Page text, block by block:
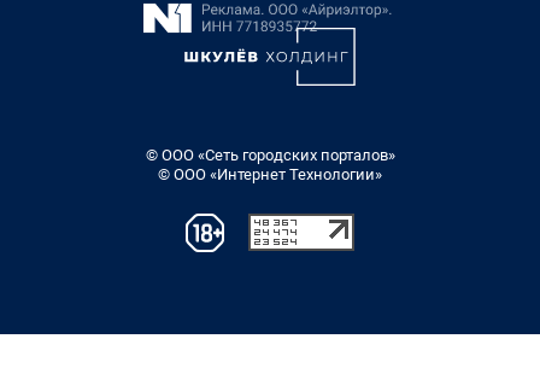
© ООО «Сеть городских порталов»
© ООО «Интернет Технологии»